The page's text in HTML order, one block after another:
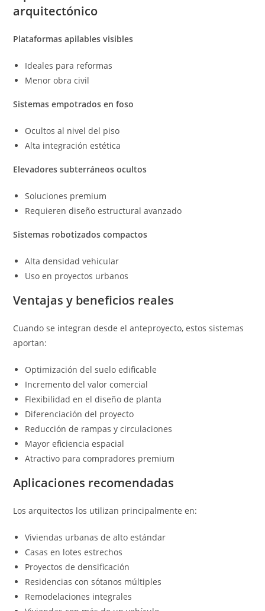
arquitectónico
Plataformas apilables visibles
Ideales para reformas
Menor obra civil
Sistemas empotrados en foso
Ocultos al nivel del piso
Alta integración estética
Elevadores subterráneos ocultos
Soluciones premium
Requieren diseño estructural avanzado
Sistemas robotizados compactos
Alta densidad vehicular
Uso en proyectos urbanos
Ventajas y beneficios reales
Cuando se integran desde el anteproyecto, estos sistemas
aportan:
Optimización del suelo edificable
Incremento del valor comercial
Flexibilidad en el diseño de planta
Diferenciación del proyecto
Reducción de rampas y circulaciones
Mayor eficiencia espacial
Atractivo para compradores premium
Aplicaciones recomendadas
Los arquitectos los utilizan principalmente en:
Viviendas urbanas de alto estándar
Casas en lotes estrechos
Proyectos de densificación
Residencias con sótanos múltiples
Remodelaciones integrales